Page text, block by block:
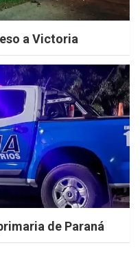
a Victoria
de Paraná